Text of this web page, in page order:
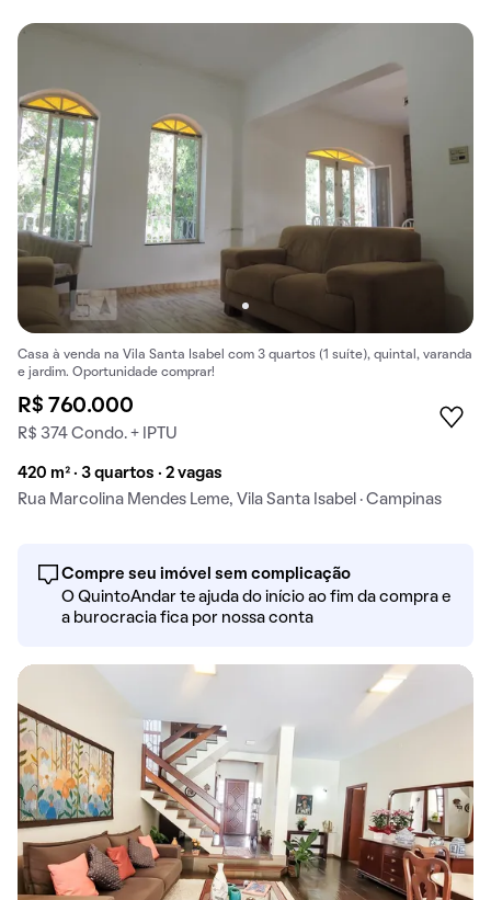
Casa à venda na Vila Santa Isabel com 3 quartos (1 suíte), quintal, varanda
e jardim. Oportunidade comprar!
R$ 760.000
R$ 374 Condo. + IPTU
420 m² · 3 quartos · 2 vagas
Rua Marcolina Mendes Leme, Vila Santa Isabel · Campinas
Compre seu imóvel sem complicação
O QuintoAndar te ajuda do início ao fim da compra e
a burocracia fica por nossa conta